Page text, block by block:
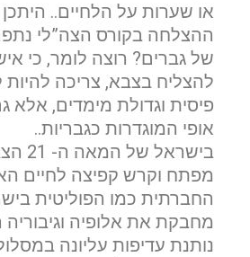
או שערות על הלחיים.. היתכן
ההצלחה בקורס הצה”לי
של גברים? רוצה לומר, כי
להצליח בצבא, צריכה
פיסית וגדולת מימדים, אלא
אופי המוגדרות כגבריות..
מפתח וקרש קפיצה לחיים
החברתית כמו הפוליטית
מחבקת את אלופיה וגיבוריה
נותנת עדיפות עליונה